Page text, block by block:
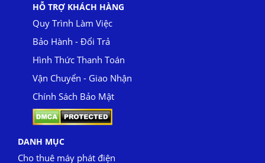
HỖ TRỢ KHÁCH HÀNG
Quy Trình Làm Việc
Bảo Hành - Đổi Trả
Hình Thức Thanh Toán
Vận Chuyển - Giao Nhận
Chính Sách Bảo Mật
DANH MỤC
Cho thuê máy phát điện